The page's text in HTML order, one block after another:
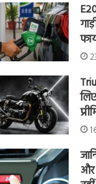
और